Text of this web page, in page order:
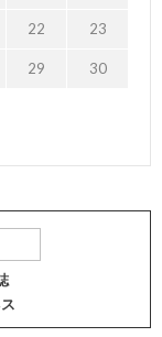
22 23
29 30